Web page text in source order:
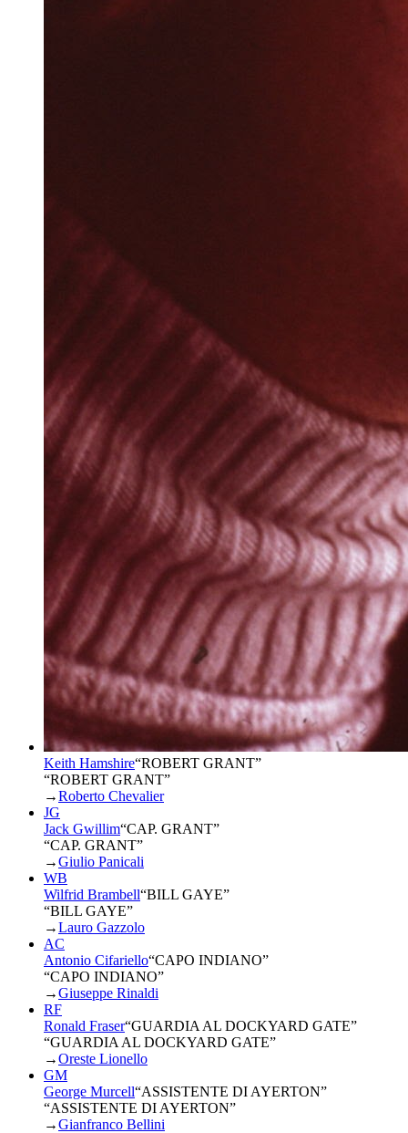
Keith Hamshire“ROBERT GRANT”
“ROBERT GRANT”
→Roberto Chevalier
JG
Jack Gwillim“CAP. GRANT”
“CAP. GRANT”
→Giulio Panicali
WB
Wilfrid Brambell“BILL GAYE”
“BILL GAYE”
→Lauro Gazzolo
AC
Antonio Cifariello“CAPO INDIANO”
“CAPO INDIANO”
→Giuseppe Rinaldi
RF
Ronald Fraser“GUARDIA AL DOCKYARD GATE”
“GUARDIA AL DOCKYARD GATE”
→Oreste Lionello
GM
George Murcell“ASSISTENTE DI AYERTON”
“ASSISTENTE DI AYERTON”
→Gianfranco Bellini